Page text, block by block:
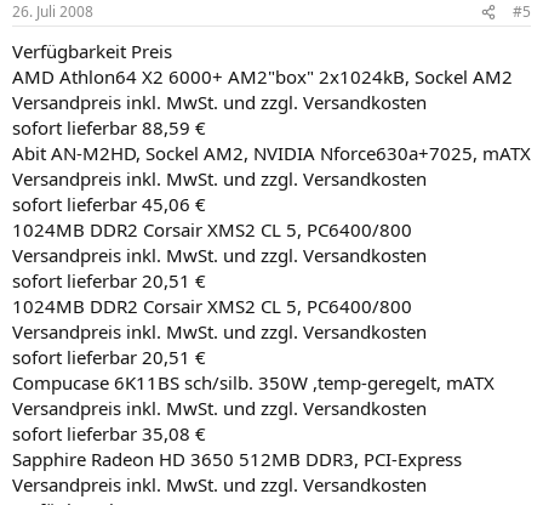
26. Juli 2008 #5
Verfügbarkeit Preis
AMD Athlon64 X2 6000+ AM2"box" 2x1024kB, Sockel AM2
Versandpreis inkl. MwSt. und zzgl. Versandkosten
sofort lieferbar 88,59 €
Abit AN-M2HD, Sockel AM2, NVIDIA Nforce630a+7025, mATX
Versandpreis inkl. MwSt. und zzgl. Versandkosten
sofort lieferbar 45,06 €
1024MB DDR2 Corsair XMS2 CL 5, PC6400/800
Versandpreis inkl. MwSt. und zzgl. Versandkosten
sofort lieferbar 20,51 €
1024MB DDR2 Corsair XMS2 CL 5, PC6400/800
Versandpreis inkl. MwSt. und zzgl. Versandkosten
sofort lieferbar 20,51 €
Compucase 6K11BS sch/silb. 350W ,temp-geregelt, mATX
Versandpreis inkl. MwSt. und zzgl. Versandkosten
sofort lieferbar 35,08 €
Sapphire Radeon HD 3650 512MB DDR3, PCI-Express
Versandpreis inkl. MwSt. und zzgl. Versandkosten